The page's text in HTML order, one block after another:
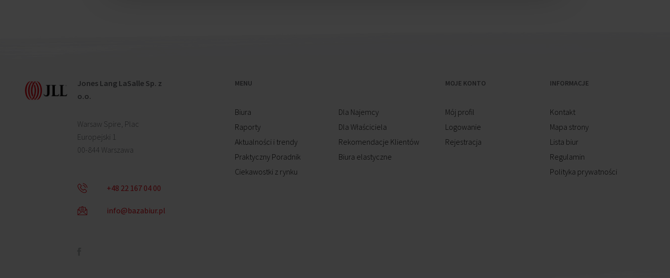
Jones Lang LaSalle Sp. z
o.o.
Warsaw Spire, Plac
Europejski 1
00-844 Warszawa
+48 22 167 04 00
info@bazabiur.pl
MENU
Biura
Raporty
Aktualności i trendy
Praktyczny Poradnik
Ciekawostki z rynku
Dla Najemcy
Dla Właściciela
Rekomendacje Klientów
Biura elastyczne
MOJE KONTO
Mój profil
Logowanie
Rejestracja
INFORMACJE
Kontakt
Mapa strony
Lista biur
Regulamin
Polityka prywatności